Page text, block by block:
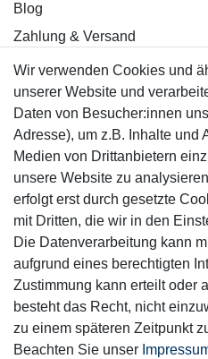
Blog
Zahlung & Versand
Sicher einkaufen
Mitglied
© Copyright 2026 |
Wir verwenden Cookies und
unserer Website und
Daten von Besucher:innen
Adresse), um z.B. Inhalte und
Medien von Drittanbietern
unsere Website zu
erfolgt erst durch gesetzte
mit Dritten, die wir in den
Die Datenverarbeitung kann
aufgrund eines berechtigten
Zustimmung kann erteilt oder
besteht das Recht, nicht
zu einem späteren Zeitpunkt
Beachten Sie unser